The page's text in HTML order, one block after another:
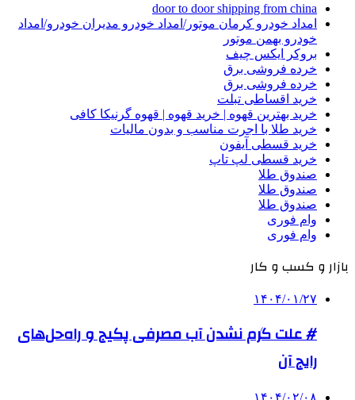
door to door shipping from china
امداد خودرو کرمان موتور/امداد خودرو مدیران خودرو/امداد
خودرو بهمن موتور
بروکر ایکس چیف
خرده فروشی برق
خرده فروشی برق
خرید اقساطی تبلت
خرید بهترین قهوه | خرید قهوه | قهوه گرنیکا کافی
خرید طلا با اجرت مناسب و بدون مالیات
خرید قسطی آیفون
خرید قسطی لپ تاپ
صندوق طلا
صندوق طلا
صندوق طلا
وام فوری
وام فوری
بازار و کسب و کار
۱۴۰۴/۰۱/۲۷
# علت گرم نشدن آب مصرفی پکیج و راه‌حل‌های
رایج آن
۱۴۰۴/۰۲/۰۸